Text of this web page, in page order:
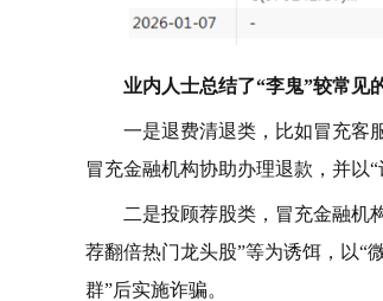
业内人士总结了“李鬼”较常见
一是退费清退类，比如冒充客
冒充金融机构协助办理退款，并以
二是投顾荐股类，冒充金融机
荐翻倍热门龙头股”等为诱饵，以“
群”后实施诈骗。